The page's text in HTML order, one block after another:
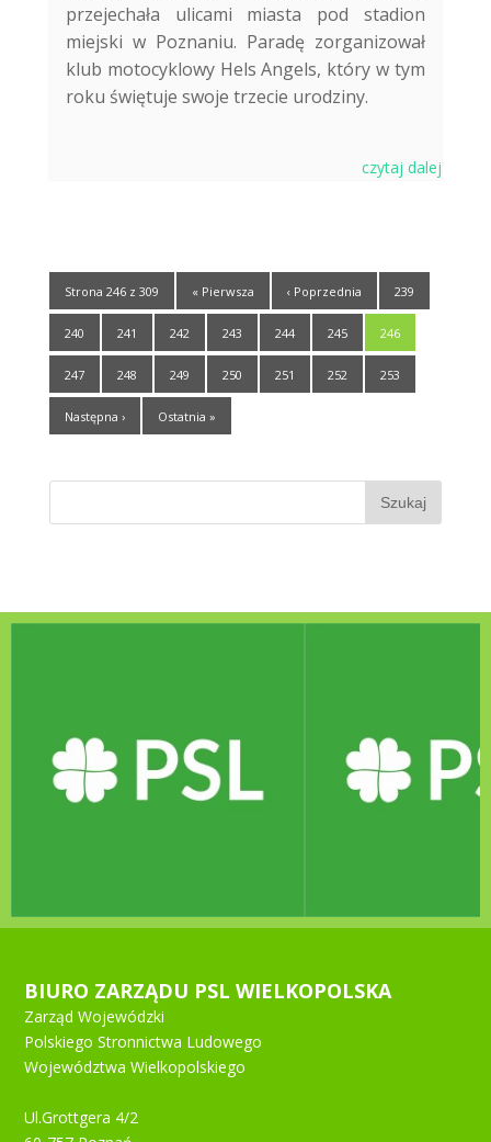
przejechała ulicami miasta pod stadion
miejski w Poznaniu. Paradę zorganizował
klub motocyklowy Hels Angels, który w tym
roku świętuje swoje trzecie urodziny.
czytaj dalej
Strona 246 z 309 « Pierwsza ‹ Poprzednia 239
240 241 242 243 244 245 246
247 248 249 250 251 252 253
Następna › Ostatnia »
BIURO ZARZĄDU PSL WIELKOPOLSKA
Zarząd Wojewódzki
Polskiego Stronnictwa Ludowego
Województwa Wielkopolskiego
Ul.Grottgera 4/2